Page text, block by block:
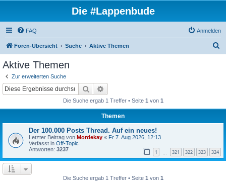
Die #Lappenbude
FAQ Anmelden
Foren-Übersicht Suche Aktive Themen
Aktive Themen
Zur erweiterten Suche
Suche
Die Suche ergab 1 Treffer • Seite 1 von 1
Themen
Der 100.000 Posts Thread. Auf ein neues!
Letzter Beitrag von Mordekay « Fr 7. Aug 2026, 12:13
Verfasst in Off-Topic
Antworten: 3237 1 321 322 323 324
Die Suche ergab 1 Treffer • Seite 1 von 1